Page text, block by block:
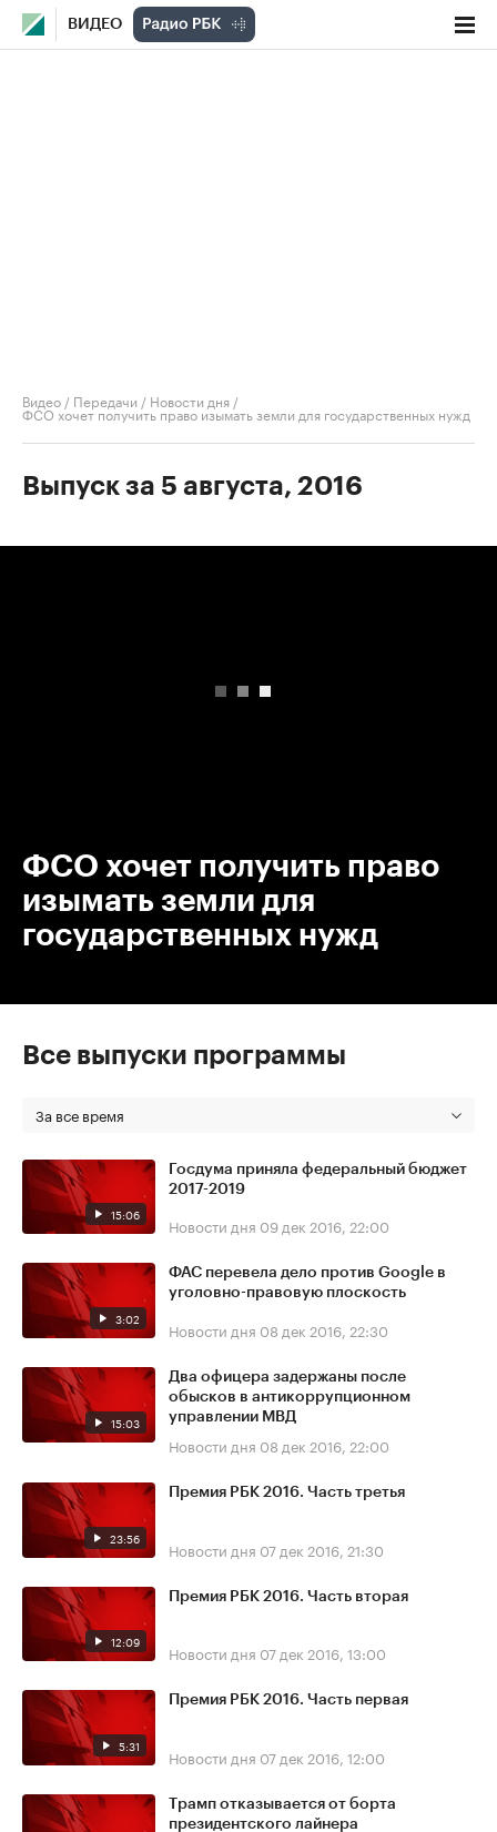
ВИДЕО
Видео / Передачи / Новости дня /
ФСО хочет получить право изымать земли для государственных нужд
Выпуск за 5 августа, 2016
ФСО хочет получить право
изымать земли для
государственных нужд
Все выпуски программы
За все время
15:06
Госдума приняла федеральный бюджет
2017-2019
Новости дня 09 дек 2016, 22:00
3:02
ФАС перевела дело против Google в
уголовно-правовую плоскость
Новости дня 08 дек 2016, 22:30
15:03
Два офицера задержаны после
обысков в антикоррупционном
управлении МВД
Новости дня 08 дек 2016, 22:00
23:56
Премия РБК 2016. Часть третья
Новости дня 07 дек 2016, 21:30
12:09
Премия РБК 2016. Часть вторая
Новости дня 07 дек 2016, 13:00
5:31
Премия РБК 2016. Часть первая
Новости дня 07 дек 2016, 12:00
Трамп отказывается от борта
президентского лайнера